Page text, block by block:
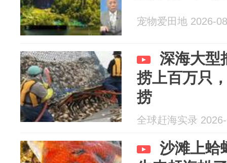
宠物爱田地 2026-
深海大型
捞上百万只
捞
全球赶海实录
沙滩上蛤